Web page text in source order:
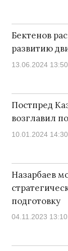
Бектенов
развитию
13.06.2024 13:50
Постпред
возглавил
10.01.2024 14:30
Назарбаев
подготовку
04.11.2023 13:10